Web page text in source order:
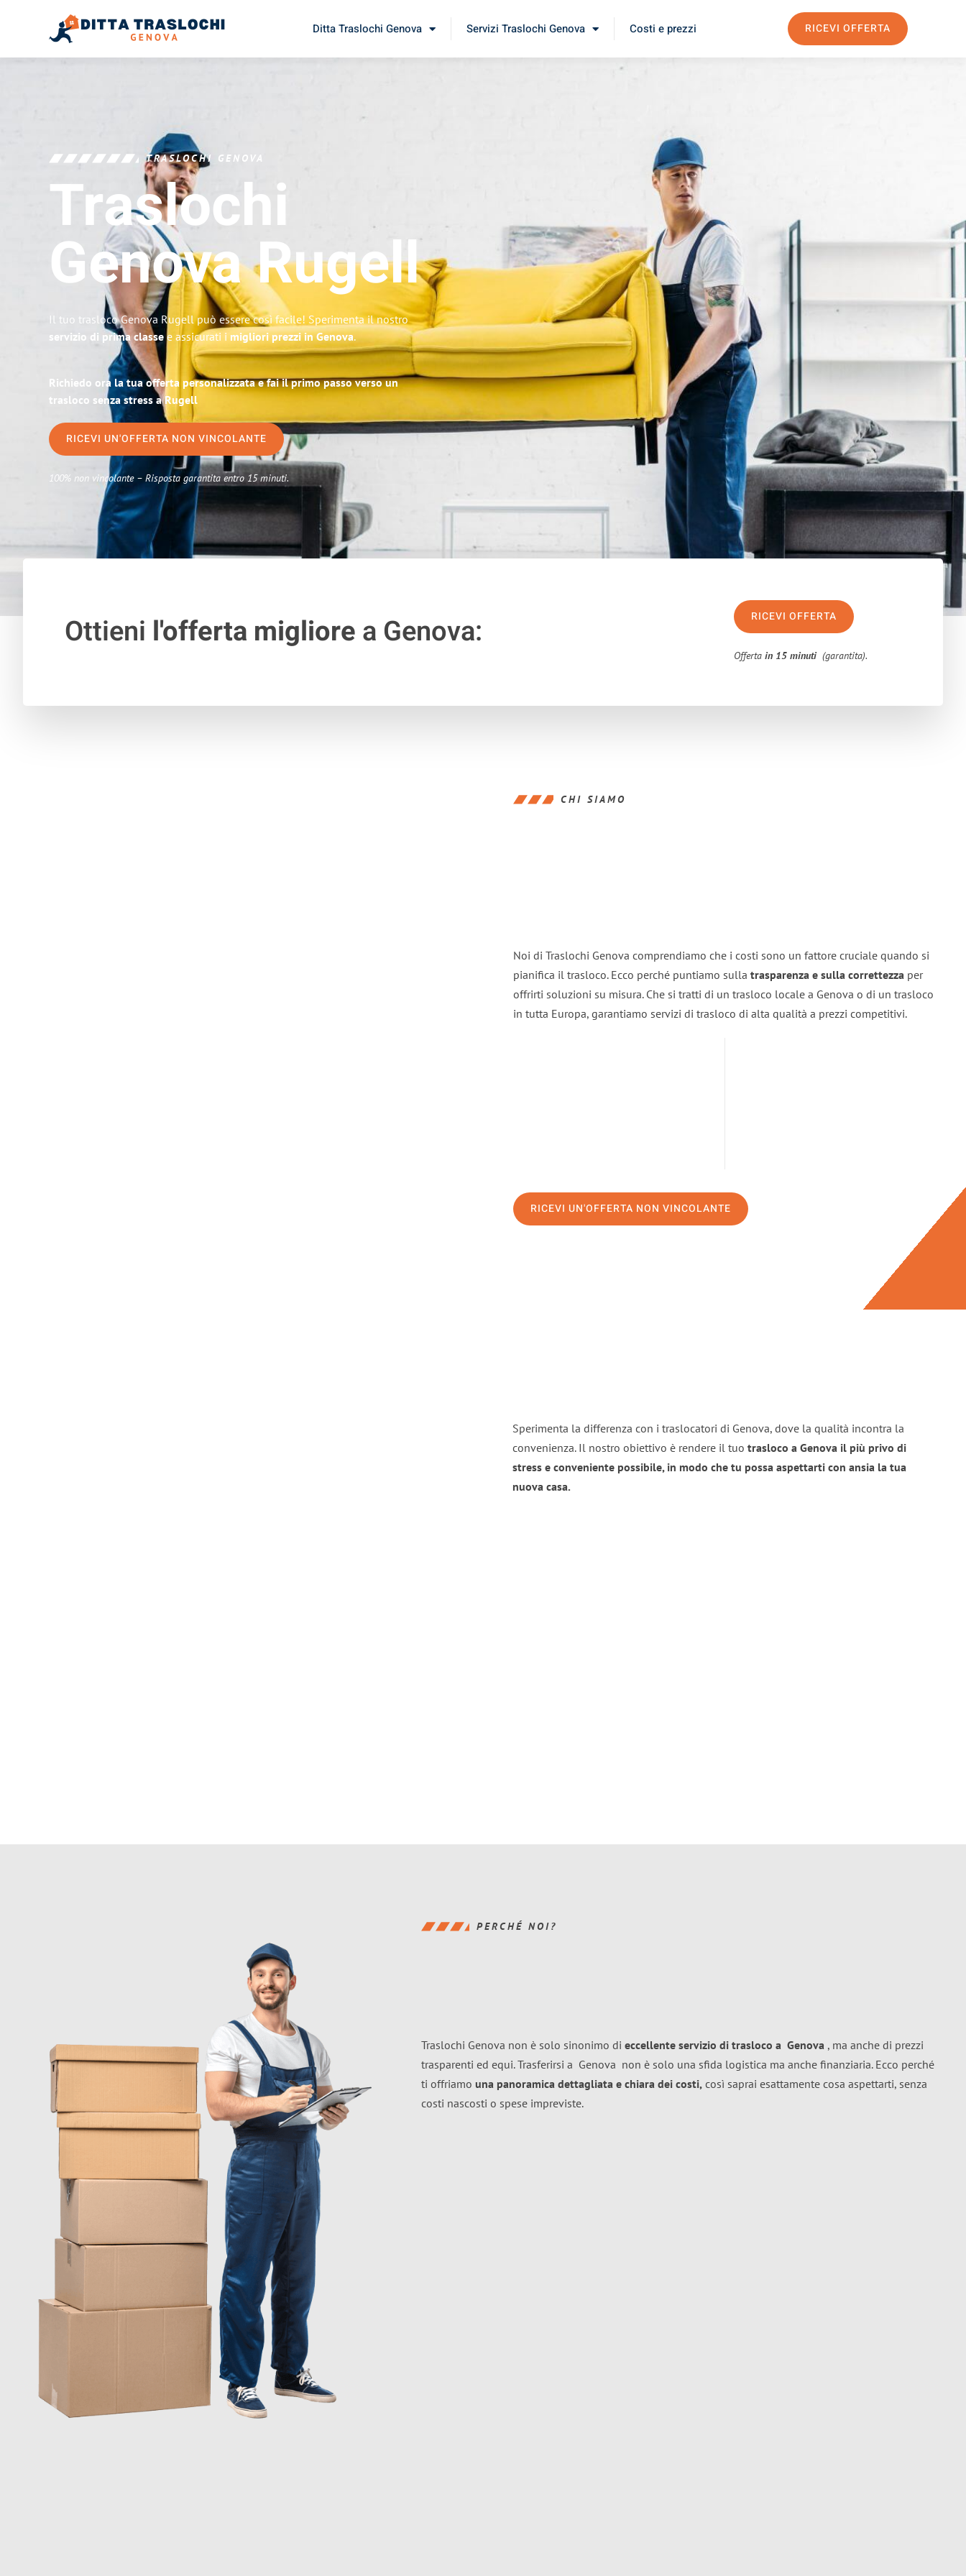
Ditta Traslochi Genova Servizi Traslochi Genova Costi e prezzi RICEVI OFFERTA
TRASLOCHI GENOVA
Traslochi
GenovaRugell
Il tuo trasloco Genova Rugell può essere così facile! Sperimenta il nostro
servizio di prima classe e assicurati i migliori prezzi in Genova.
Richiedo ora la tua offerta personalizzata e fai il primo passo verso un
trasloco senza stress a Rugell
RICEVI UN'OFFERTA NON VINCOLANTE
100% non vincolante – Risposta garantita entro 15 minuti.
Ottieni l'offerta migliorea Genova: RICEVI OFFERTA
Offertain 15 minuti (garantita).
CHI SIAMO
Noi di Traslochi Genova comprendiamo che i costi sono un fattore cruciale quando si
pianifica il trasloco. Ecco perché puntiamo sulla trasparenza e sulla correttezza per
offrirti soluzioni su misura. Che si tratti di un trasloco locale a Genova o di un trasloco
in tutta Europa, garantiamo servizi di trasloco di alta qualità a prezzi competitivi.
RICEVI UN'OFFERTA NON VINCOLANTE
Sperimenta la differenza con i traslocatori di Genova, dove la qualità incontra la
convenienza. Il nostro obiettivo è rendere il tuo trasloco a Genova il più privo di
stress e conveniente possibile, in modo che tu possa aspettarti con ansia la tua
nuova casa.
PERCHÉ NOI?
Traslochi Genova non è solo sinonimo di eccellente servizio di trasloco a Genova , ma anche di prezzi
trasparenti ed equi. Trasferirsi a Genova non è solo una sfida logistica ma anche finanziaria. Ecco perché
ti offriamo una panoramica dettagliata e chiara dei costi, così saprai esattamente cosa aspettarti, senza
costi nascosti o spese impreviste.